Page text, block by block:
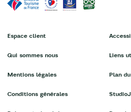
Espace client
Qui sommes nous
Mentions légales
Conditions générales
Liens
Plan